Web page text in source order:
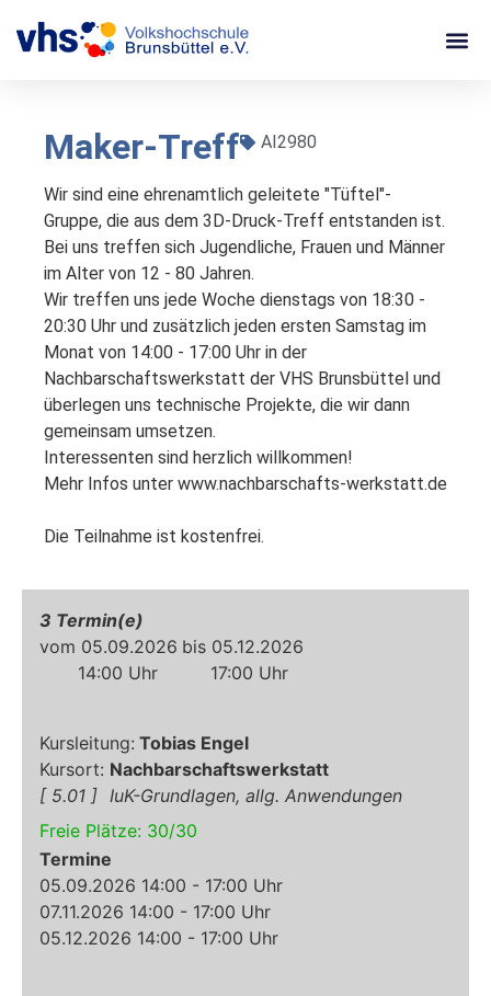
Maker-Treff AI2980
Wir sind eine ehrenamtlich geleitete "Tüftel"-
Gruppe, die aus dem 3D-Druck-Treff entstanden ist.
Bei uns treffen sich Jugendliche, Frauen und Männer
im Alter von 12 - 80 Jahren.
Wir treffen uns jede Woche dienstags von 18:30 -
20:30 Uhr und zusätzlich jeden ersten Samstag im
Monat von 14:00 - 17:00 Uhr in der
Nachbarschaftswerkstatt der VHS Brunsbüttel und
überlegen uns technische Projekte, die wir dann
gemeinsam umsetzen.
Interessenten sind herzlich willkommen!
Mehr Infos unter www.nachbarschafts-werkstatt.de
Die Teilnahme ist kostenfrei.
5.01 IuK-Grundlagen, allg. Anwendungen
Termine
05.09.2026 14:00 - 17:00 Uhr
07.11.2026 14:00 - 17:00 Uhr
05.12.2026 14:00 - 17:00 Uhr
Tobias Engel
05.09.2026
05.12.2026
14:00
17:00
3
Nachbarschaftswerkstatt
Freie Plätze: 30/30